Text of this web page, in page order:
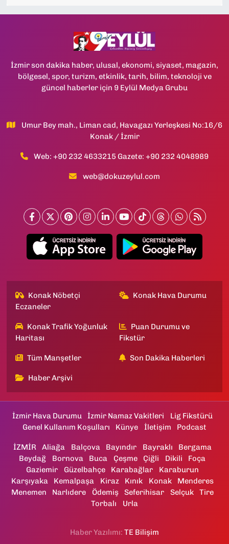
İzmir son dakika haber, ulusal, ekonomi, siyaset, magazin,
bölgesel, spor, turizm, etkinlik, tarih, bilim, teknoloji ve
güncel haberler için 9 Eylül Medya Grubu
Umur Bey mah., Liman cad, Havagazı Yerleşkesi No:16/6
Konak / İzmir
Web: +90 232 4633215 Gazete: +90 232 4048989
web@dokuzeylul.com
Konak Nöbetçi
Eczaneler
Konak Hava Durumu
Konak Trafik Yoğunluk
Haritası
Puan Durumu ve
Fikstür
Tüm Manşetler Son Dakika Haberleri
Haber Arşivi
İzmir Hava Durumu İzmir Namaz Vakitleri
Lig Fikstürü
Genel Kullanım Koşulları
Künye İletişim Podcast
İZMİR Aliağa Balçova Bayındır Bayraklı
Bergama
Beydağ
Bornova Buca Çeşme Çiğli Dikili
Foça
Gaziemir
Güzelbahçe Karabağlar
Karaburun
Karşıyaka
Kemalpaşa Kiraz Kınık Konak
Menderes
Menemen
Narlıdere Ödemiş Seferihisar Selçuk
Tire
Torbalı
Urla
Haber Yazılımı: TE Bilişim